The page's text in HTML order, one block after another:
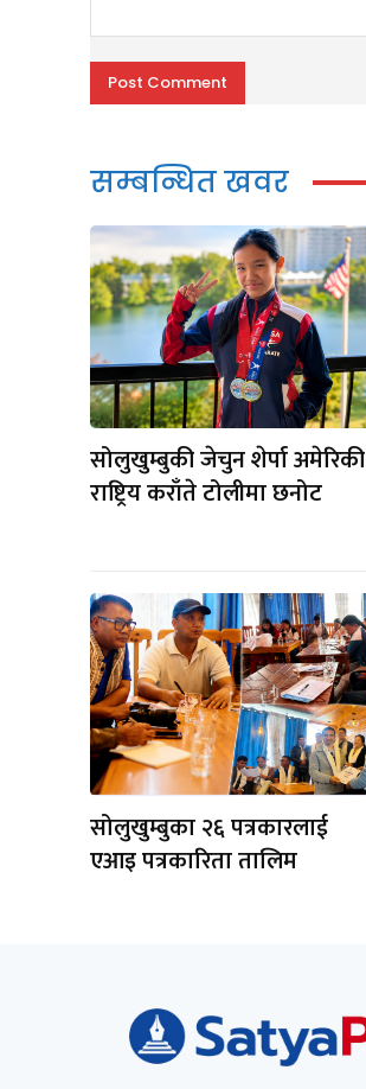
सम्बन्धित खवर
सोलुखुम्बुकी जेचुन शेर्पा अमेरिकी
राष्ट्रिय कराँते टोलीमा छनोट
सोलुखुम्बुका २६ पत्रकारलाई
एआइ पत्रकारिता तालिम